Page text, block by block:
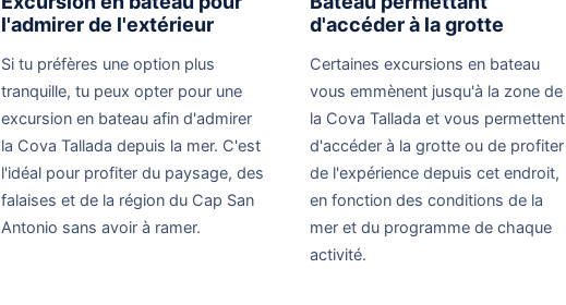
l'admirer de l'extérieur
Si tu préfères une option plus
tranquille, tu peux opter pour une
excursion en bateau afin d'admirer
la Cova Tallada depuis la mer. C'est
l'idéal pour profiter du paysage, des
falaises et de la région du Cap San
Antonio sans avoir à ramer.
d'accéder à la grotte
Certaines excursions en bateau
vous emmènent jusqu'à la zone de
la Cova Tallada et vous permettent
d'accéder à la grotte ou de profiter
de l'expérience depuis cet endroit,
en fonction des conditions de la
mer et du programme de chaque
activité.